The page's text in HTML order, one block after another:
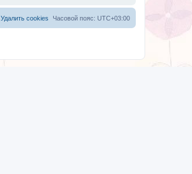
Часовой пояс: UTC+03:00
Удалить cookies